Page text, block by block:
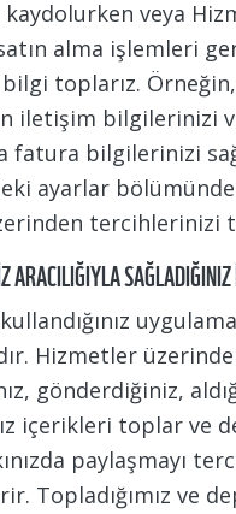
veya
alma işlemleri
bilgi toplarız.
iletişim bilgilerinizi
fatura bilgilerinizi
ayarlar bölümünde
tercihlerinizi
ARACILIĞIYLA SAĞLADIĞINIZ
Hizmetler
gönderdiğiniz,
içerikleri toplar ve
paylaşmayı
Topladığımız ve